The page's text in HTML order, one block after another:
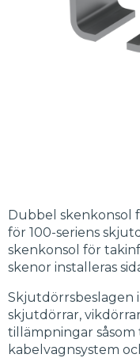
Dubbel skenkonsol
för 100-seriens
skenkonsol för
skenor installeras
Skjutdörrsbeslagen
skjutdörrar,
tillämpningar
kabelvagnsystem